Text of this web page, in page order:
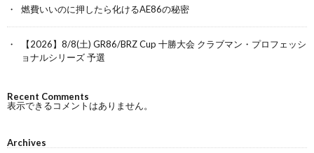
燃費いいのに押したら化けるAE86の秘密
【2026】8/8(土) GR86/BRZ Cup 十勝大会 クラブマン・プロフェッシ
ョナルシリーズ 予選
Recent Comments
表示できるコメントはありません。
Archives